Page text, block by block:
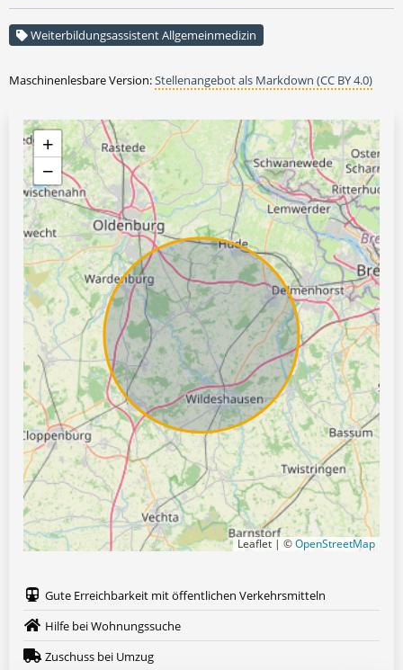
Weiterbildungsassistent Allgemeinmedizin
Maschinenlesbare Version:Stellenangebot als Markdown (CC BY 4.0)
+
−
Leaflet | ©OpenStreetMap
Gute Erreichbarkeit mit öffentlichen Verkehrsmitteln
Hilfe bei Wohnungssuche
Zuschuss bei Umzug